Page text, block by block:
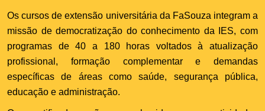
Os cursos de extensão universitária da FaSouza integram a
missão de democratização do conhecimento da IES, com
programas de 40 a 180 horas voltados à atualização
profissional, formação complementar e demandas
específicas de áreas como saúde, segurança pública,
educação e administração.